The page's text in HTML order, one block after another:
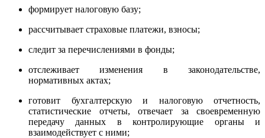
формирует налоговую базу;
рассчитывает страховые платежи, взносы;
следит за перечислениями в фонды;
отслеживает изменения в законодательстве,
нормативных актах;
готовит бухгалтерскую и налоговую отчетность,
статистические отчеты, отвечает за своевременную
передачу данных в контролирующие органы и
взаимодействует с ними;